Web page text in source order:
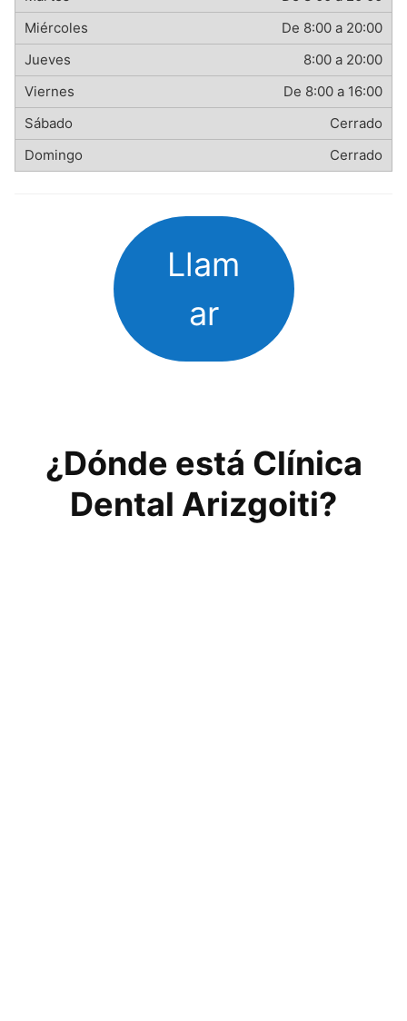
De 8:00 a 20:00
8:00 a 20:00
De 8:00 a 16:00
Cerrado
Cerrado
Llam
ar
¿Dónde está Clínica
Dental Arizgoiti?